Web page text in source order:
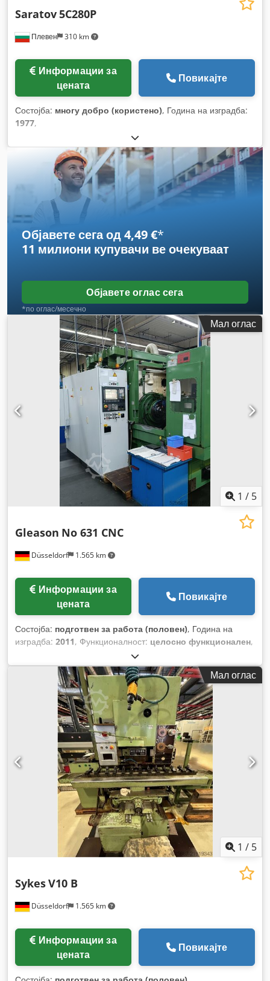
Плевен 310 km
Saratov5C280P
цената
Повикајте
Состојба: многу добро (користено), Година на изградба:
1977,
Објавете сега од 4,49 €*
11 милиони купувачи ве очекуваат
Објавете оглас сега
*по оглас/месечно
Мал оглас
1 / 5
Düsseldorf 1.565 km
Gleason No 631 CNC
цената
Повикајте
Состојба: подготвен за работа (половен), Година на
изградба: 2011, Функционалност: целосно функционален,
Мал оглас
1 / 5
Düsseldorf 1.565 km
SykesV10 B
цената
Повикајте